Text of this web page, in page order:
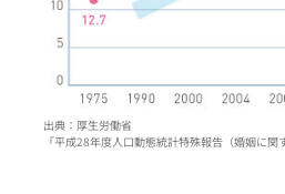
出典：厚生労働省
「平成28年度人口動態統計特殊報告（婚姻に関